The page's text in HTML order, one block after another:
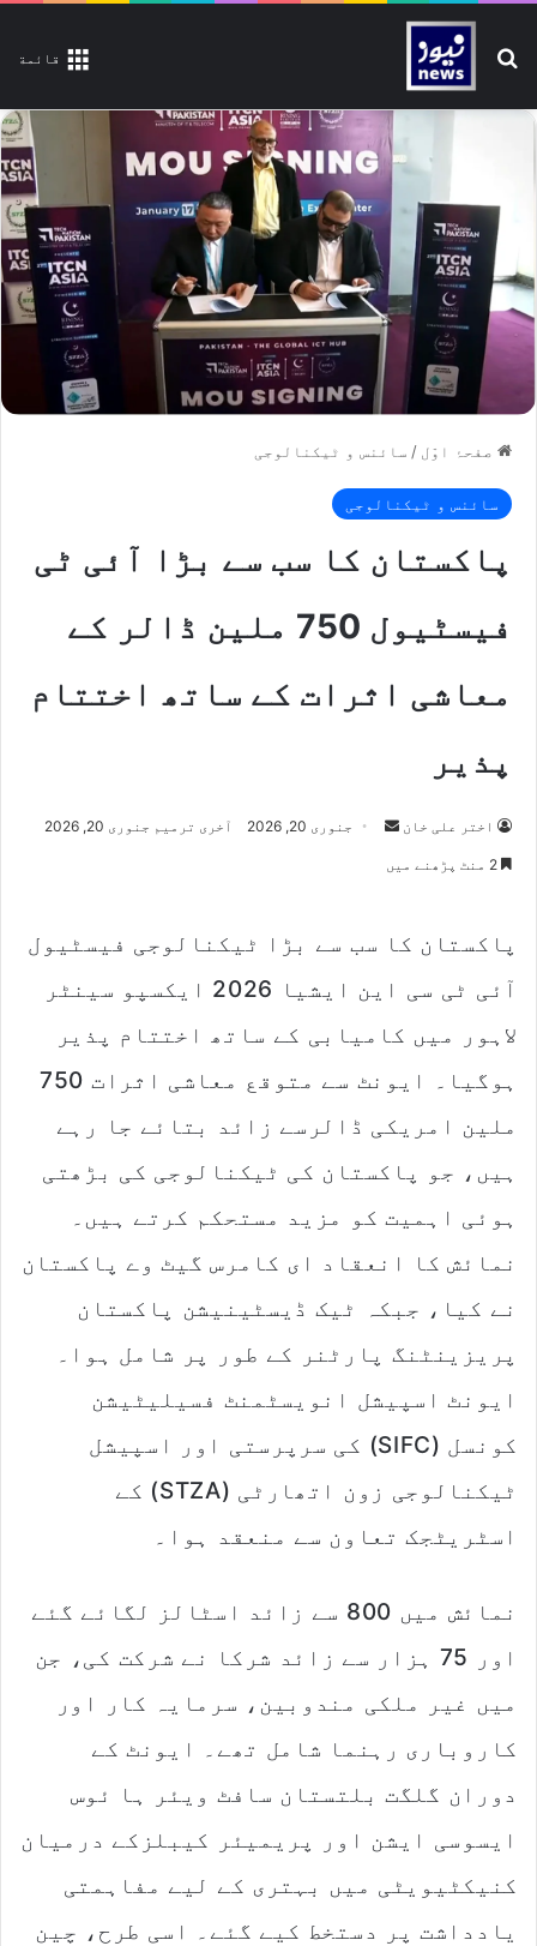
قائمة تلاش کیجیے
صفحۂ اوّل / سائنس و ٹیکنالوجی
سائنس و ٹیکنالوجی
پاکستان کا سب سے بڑا آئی ٹی
فیسٹیول 750 ملین ڈالر کے
معاشی اثرات کے ساتھ اختتام
پذیر
اختر علی خان
e
m
جنوری 20, 2026 آخری ترمیم جنوری 20, 2026
پاکستان کا سب سے بڑا ٹیکنالوجی فیسٹیول
آئی ٹی سی این ایشیا 2026 ایکسپو سینٹر
لاہور میں کامیابی کے ساتھ اختتام پذیر
ہوگیا۔ ایونٹ سے متوقع معاشی اثرات 750
ملین امریکی ڈالرسے زائد بتائے جا رہے
ہیں، جو پاکستان کی ٹیکنالوجی کی بڑھتی
ہوئی اہمیت کو مزید مستحکم کرتے ہیں۔
نمائش کا انعقاد ای کامرس گیٹ وے پاکستان
نے کیا، جبکہ ٹیک ڈیسٹینیشن پاکستان
پریزینٹنگ پارٹنر کے طور پر شامل ہوا۔
ایونٹ اسپیشل انویسٹمنٹ فسیلیٹیشن
کونسل (SIFC) کی سرپرستی اور اسپیشل
ٹیکنالوجی زون اتھارٹی (STZA) کے
اسٹریٹجک تعاون سے منعقد ہوا۔
نمائش میں 800 سے زائد اسٹالز لگائے گئے
اور 75 ہزار سے زائد شرکا نے شرکت کی، جن
میں غیر ملکی مندوبین، سرمایہ کار اور
کاروباری رہنما شامل تھے۔ ایونٹ کے
دوران گلگت بلتستان سافٹ ویئر ہا ئوس
ایسوسی ایشن اور پریمیئر کیبلزکے درمیان
کنیکٹیویٹی میں بہتری کے لیے مفاہمتی
یادداشت پر دستخط کیے گئے۔ اسی طرح، چین